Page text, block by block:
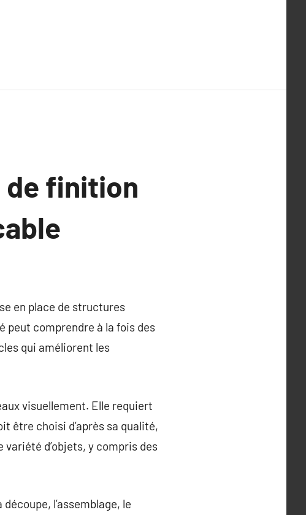
de finition
en place de structures
peut comprendre à la fois des
qui améliorent les
visuellement. Elle requiert
être choisi d’après sa qualité,
d’objets, y compris des
l’assemblage, le